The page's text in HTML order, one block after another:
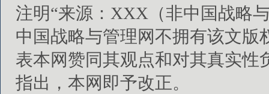
注明“来源：XXX（非中国战略
中国战略与管理网不拥有该文
表本网赞同其观点和对其真实
指出，本网即予改正。